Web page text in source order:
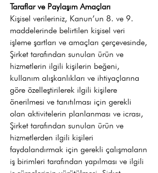
Taraflar ve Paylaşım Amaçları
Kişisel verileriniz, Kanun’un 8. ve 9.
maddelerinde belirtilen kişisel veri
işleme şartları ve amaçları çerçevesinde,
Şirket tarafından sunulan ürün ve
hizmetlerin ilgili kişilerin beğeni,
kullanım alışkanlıkları ve ihtiyaçlarına
göre özelleştirilerek ilgili kişilere
önerilmesi ve tanıtılması için gerekli
olan aktivitelerin planlanması ve icrası,
Şirket tarafından sunulan ürün ve
hizmetlerden ilgili kişileri
faydalandırmak için gerekli çalışmaların
iş birimleri tarafından yapılması ve ilgili